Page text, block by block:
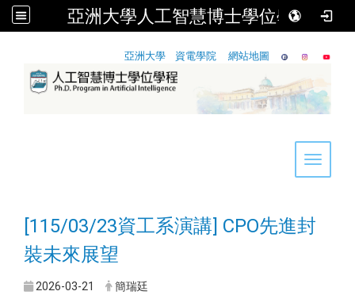
亞洲大學人工智慧博士學位學程
亞洲大學 資電學院 網站地圖
Toggle
[115/03/23資工系演講] CPO先進封
裝未來展望
2026-03-21 簡瑞廷